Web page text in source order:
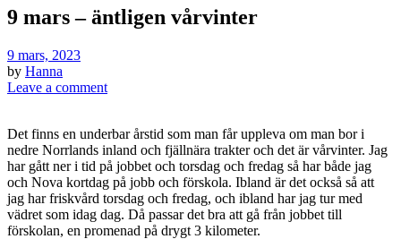
9 mars – äntligen vårvinter
9 mars, 2023
by Hanna
Leave a comment
Det finns en underbar årstid som man får uppleva om man bor i
nedre Norrlands inland och fjällnära trakter och det är vårvinter. Jag
har gått ner i tid på jobbet och torsdag och fredag så har både jag
och Nova kortdag på jobb och förskola. Ibland är det också så att
jag har friskvård torsdag och fredag, och ibland har jag tur med
vädret som idag dag. Då passar det bra att gå från jobbet till
förskolan, en promenad på drygt 3 kilometer.